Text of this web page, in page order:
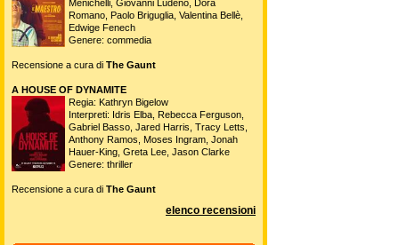
Menichelli, Giovanni Ludeno, Dora
Romano, Paolo Briguglia, Valentina Bellè,
Edwige Fenech
Genere: commedia
Recensione a cura di The Gaunt
A HOUSE OF DYNAMITE
Regia: Kathryn Bigelow
Interpreti: Idris Elba, Rebecca Ferguson,
Gabriel Basso, Jared Harris, Tracy Letts,
Anthony Ramos, Moses Ingram, Jonah
Hauer-King, Greta Lee, Jason Clarke
Genere: thriller
Recensione a cura di The Gaunt
elenco recensioni